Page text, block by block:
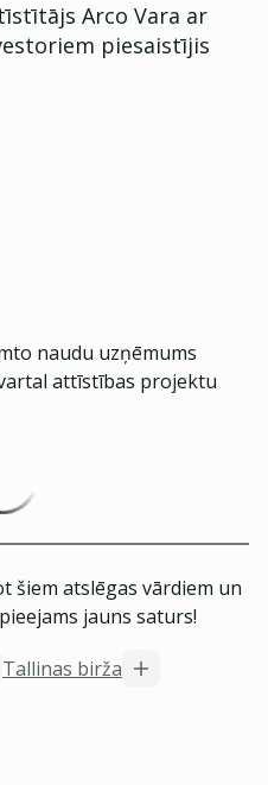
Arco Vara ar
piesaistījis
naudu uzņēmums
attīstības projektu
šiem atslēgas vārdiem un
jauns saturs!
Tallinas birža